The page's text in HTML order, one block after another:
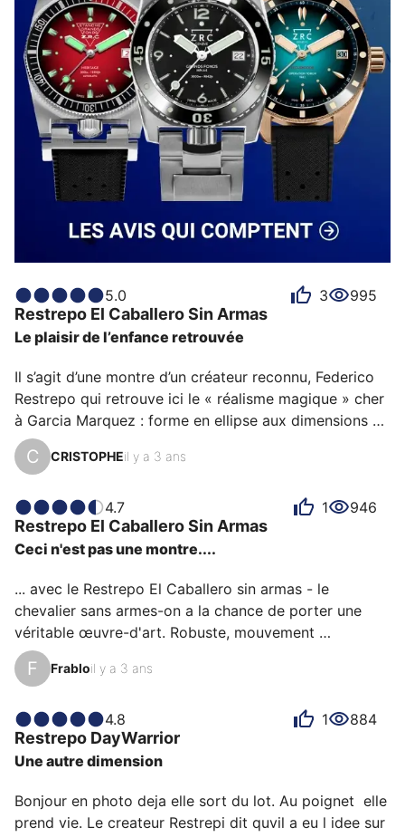
5.0 3 995
Restrepo El Caballero Sin Armas
Le plaisir de l’enfance retrouvée
Il s’agit d’une montre d’un créateur reconnu, Federico
Restrepo qui retrouve ici le « réalisme magique » cher
à Garcia Marquez : forme en ellipse aux dimensions
généreuses mais tout à fait portable même par un
petit poignet, un design qui évoque Dali et l’enfance, la
montre est également très pratique, lisible et
composée de matériaux d’une très haute qualité aussi
bien son mouvement Valjoux, son cadran émaillé que
C CRISTOPHEil y a 3 ans
4.7 1 946
Restrepo El Caballero Sin Armas
Ceci n'est pas une montre....
... avec le Restrepo El Caballero sin armas - le
chevalier sans armes-on a la chance de porter une
véritable œuvre-d'art. Robuste, mouvement
automatique et conçu par le concepteur franco-
colombien Fédérico Restrepo, qui a créé avec la forme
F Frabloil y a 3 ans
4.8 1 884
Restrepo DayWarrior
Une autre dimension
Bonjour en photo deja elle sort du lot. Au poignet  elle
prend vie. Le createur Restrepi dit quvil a eu l idee sur